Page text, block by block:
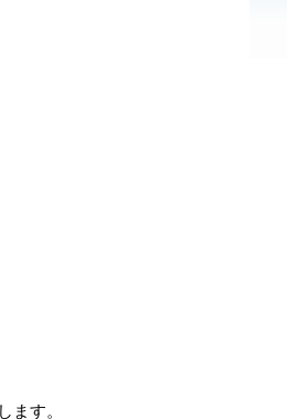
ます。